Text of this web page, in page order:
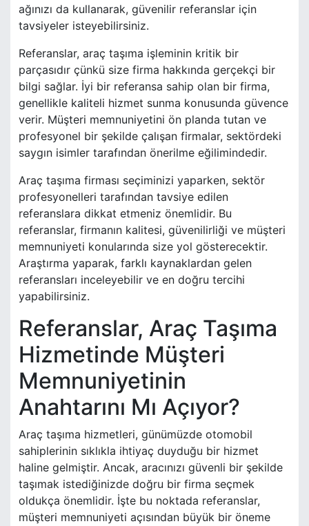
ağınızı da kullanarak, güvenilir referanslar için
tavsiyeler isteyebilirsiniz.
Referanslar, araç taşıma işleminin kritik bir
parçasıdır çünkü size firma hakkında gerçekçi bir
bilgi sağlar. İyi bir referansa sahip olan bir firma,
genellikle kaliteli hizmet sunma konusunda güvence
verir. Müşteri memnuniyetini ön planda tutan ve
profesyonel bir şekilde çalışan firmalar, sektördeki
saygın isimler tarafından önerilme eğilimindedir.
Araç taşıma firması seçiminizi yaparken, sektör
profesyonelleri tarafından tavsiye edilen
referanslara dikkat etmeniz önemlidir. Bu
referanslar, firmanın kalitesi, güvenilirliği ve müşteri
memnuniyeti konularında size yol gösterecektir.
Araştırma yaparak, farklı kaynaklardan gelen
referansları inceleyebilir ve en doğru tercihi
yapabilirsiniz.
Referanslar, Araç Taşıma
Hizmetinde Müşteri
Memnuniyetinin
Anahtarını Mı Açıyor?
Araç taşıma hizmetleri, günümüzde otomobil
sahiplerinin sıklıkla ihtiyaç duyduğu bir hizmet
haline gelmiştir. Ancak, aracınızı güvenli bir şekilde
taşımak istediğinizde doğru bir firma seçmek
oldukça önemlidir. İşte bu noktada referanslar,
müşteri memnuniyeti açısından büyük bir öneme